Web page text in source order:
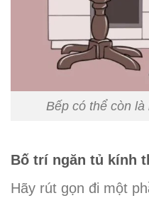
Bếp có thể còn
Bố trí ngăn tủ kính
Hãy rút gọn đi một